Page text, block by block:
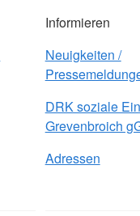
Informieren
Neuigkeiten /
DRK soziale
Grevenbroich
Adressen